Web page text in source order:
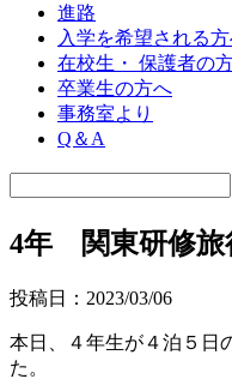
進路
入学を希望される
在校生・ 保護者の
卒業生の方へ
事務室より
Q＆A
4年 関東研修旅
投稿日：2023/03/06
本日、４年生が４泊５日
た。